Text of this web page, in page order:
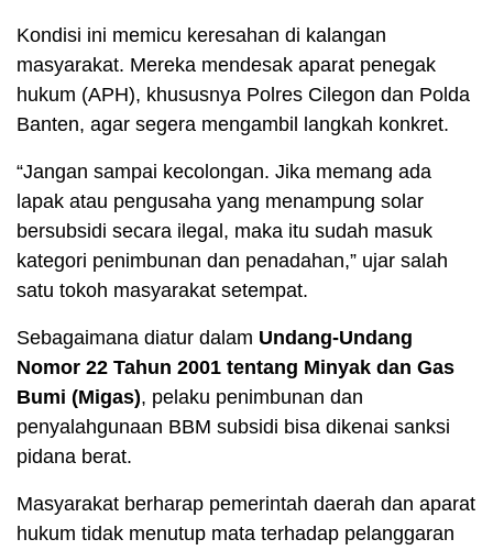
Kondisi ini memicu keresahan di kalangan
masyarakat. Mereka mendesak aparat penegak
hukum (APH), khususnya Polres Cilegon dan Polda
Banten, agar segera mengambil langkah konkret.
“Jangan sampai kecolongan. Jika memang ada
lapak atau pengusaha yang menampung solar
bersubsidi secara ilegal, maka itu sudah masuk
kategori penimbunan dan penadahan,” ujar salah
satu tokoh masyarakat setempat.
Sebagaimana diatur dalam Undang-Undang
Nomor 22 Tahun 2001 tentang Minyak dan Gas
Bumi (Migas), pelaku penimbunan dan
penyalahgunaan BBM subsidi bisa dikenai sanksi
pidana berat.
Masyarakat berharap pemerintah daerah dan aparat
hukum tidak menutup mata terhadap pelanggaran